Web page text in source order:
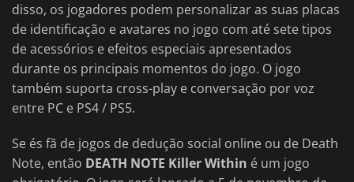
disso, os jogadores podem personalizar as suas placas
de identificação e avatares no jogo com até sete tipos
de acessórios e efeitos especiais apresentados
durante os principais momentos do jogo. O jogo
também suporta cross-play e conversação por voz
entre PC e PS4 / PS5.
Se és fã de jogos de dedução social online ou de Death
Note, então DEATH NOTE Killer Within é um jogo